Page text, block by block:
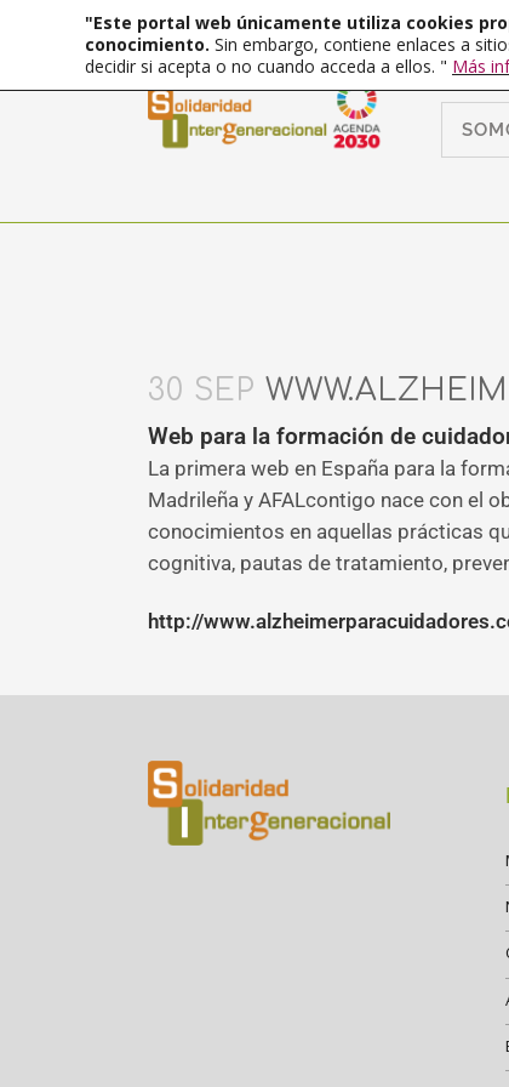
30 SEP
Web para la formación de
La primera web en España para la
Madrileña y AFALcontigo nace con el
conocimientos en aquellas prácticas
cognitiva, pautas de tratamiento,
http://
"Este portal web únicamente utiliza cookies
conocimiento. Sin embargo, contiene enlaces a
decidir si acepta o no cuando acceda a ellos. " Más